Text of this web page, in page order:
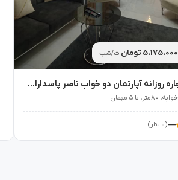
5،175،000 تومان ت/شب
اجاره روزانه آپارتمان دو خواب ناصر پاسداران - تهران
—(۰ نظر)